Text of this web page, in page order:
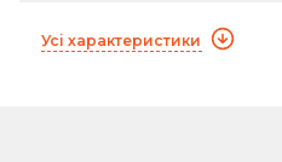
Усі характеристики